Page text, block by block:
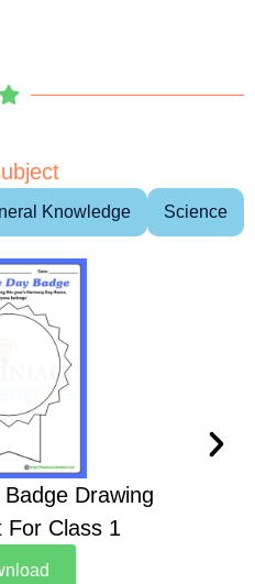
Knowledge Science
Drawing
For Class 1